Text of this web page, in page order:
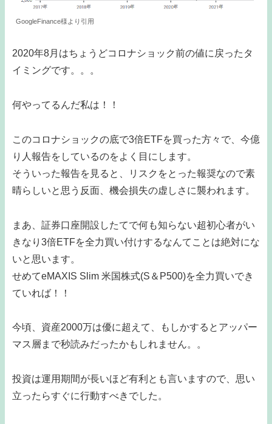
GoogleFinance様より引用
2020年8月はちょうどコロナショック前の値に戻ったタ
イミングです。。。
何やってるんだ私は！！
このコロナショックの底で3倍ETFを買った方々で、今億
り人報告をしているのをよく目にします。
そういった報告を見ると、リスクをとった報奨なので素
晴らしいと思う反面、機会損失の虚しさに襲われます。
まあ、証券口座開設したてで何も知らない超初心者がい
きなり3倍ETFを全力買い付けするなんてことは絶対にな
いと思います。
せめてeMAXIS Slim 米国株式(S＆P500)を全力買いでき
ていれば！！
今頃、資産2000万は優に超えて、もしかするとアッパー
マス層まで秒読みだったかもしれません。。
投資は運用期間が長いほど有利とも言いますので、思い
立ったらすぐに行動すべきでした。